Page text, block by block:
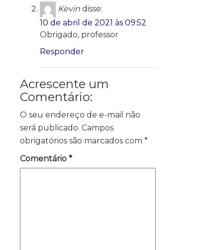
Kevin disse:
10 de abril de 2021 às 09:52
Obrigado, professor
Responder
Acrescente um
Comentário:
O seu endereço de e-mail não
será publicado. Campos
obrigatórios são marcados com *
Comentário *